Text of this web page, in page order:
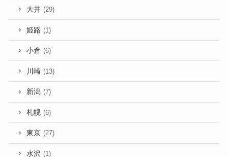
大井 (29)
姫路 (1)
小倉 (6)
川崎 (13)
新潟 (7)
札幌 (6)
東京 (27)
水沢 (1)